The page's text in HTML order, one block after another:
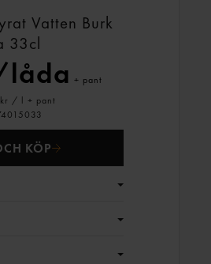
Vatten Burk
33cl
låda + pant
kr / l + pant
KÖP